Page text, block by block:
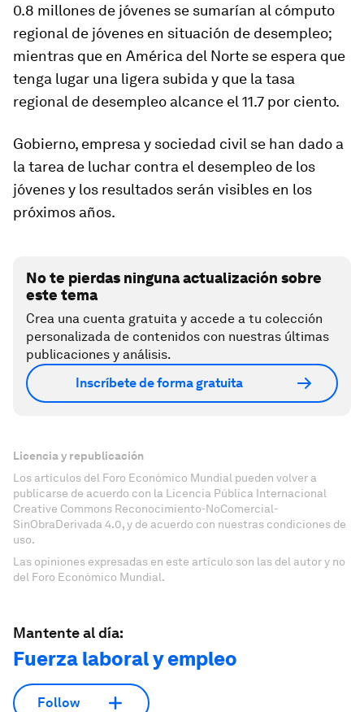
0.8 millones de jóvenes se sumarían al cómputo
regional de jóvenes en situación de desempleo;
mientras que en América del Norte se espera que
tenga lugar una ligera subida y que la tasa
regional de desempleo alcance el 11.7 por ciento.
Gobierno, empresa y sociedad civil se han dado a
la tarea de luchar contra el desempleo de los
jóvenes y los resultados serán visibles en los
próximos años.
No te pierdas ninguna actualización sobre
este tema
Crea una cuenta gratuita y accede a tu colección
personalizada de contenidos con nuestras últimas
publicaciones y análisis.
Inscríbete de forma gratuita
Licencia y republicación
Los artículos del Foro Económico Mundial pueden volver a
publicarse de acuerdo con la Licencia Pública Internacional
Creative Commons Reconocimiento-NoComercial-
SinObraDerivada 4.0, y de acuerdo con nuestras condiciones de
uso.
Las opiniones expresadas en este artículo son las del autor y no
del Foro Económico Mundial.
Mantente al día:
Fuerza laboral y empleo
Follow